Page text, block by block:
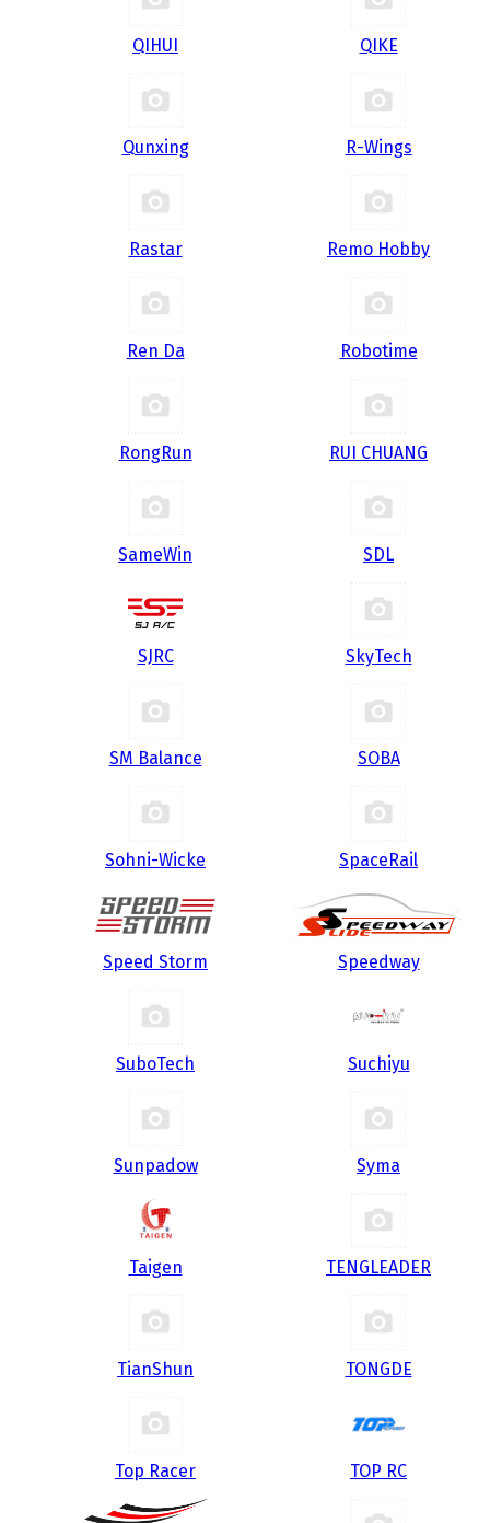
QIHUI QIKE
Qunxing R-Wings
Rastar Remo Hobby
Ren Da Robotime
RongRun RUI CHUANG
SameWin SDL
SJRC SkyTech
SM Balance SOBA
Sohni-Wicke SpaceRail
Speed Storm Speedway
SuboTech Suchiyu
Sunpadow Syma
Taigen TENGLEADER
TianShun TONGDE
Top Racer TOP RC